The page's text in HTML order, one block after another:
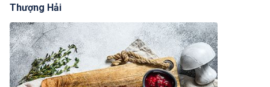
Thượng Hải